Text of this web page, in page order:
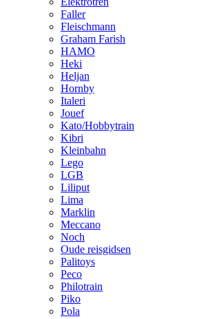
Faller
Fleischmann
Graham Farish
HAMO
Heki
Heljan
Hornby
Italeri
Jouef
Kato/Hobbytrain
Kibri
Kleinbahn
Lego
LGB
Liliput
Lima
Marklin
Meccano
Noch
Oude reisgidsen
Palitoys
Peco
Philotrain
Piko
Pola